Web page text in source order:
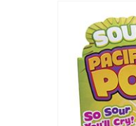
images
gallery